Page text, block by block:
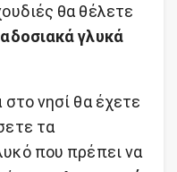
θα θέλετε
γλυκά
νησί θα έχετε
τα
που πρέπει να